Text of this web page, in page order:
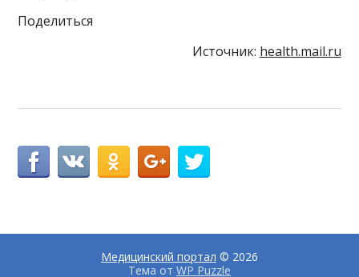
Поделиться
Источник: health.mail.ru
Медицинский портал © 2026
Тема от WP Puzzle